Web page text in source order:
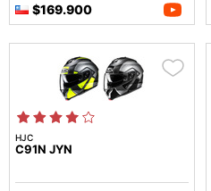
$169.900
HJC
C91N JYN